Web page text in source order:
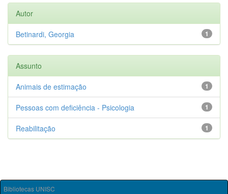
Autor
1
Betinardi, Georgia
Assunto
1
Animais de estimação
1
Pessoas com deficiência - Psicologia
1
Reabilitação
Bibliotecas UNISC